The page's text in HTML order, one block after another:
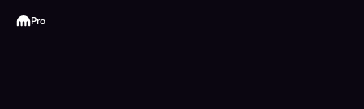
Kraken
Pro